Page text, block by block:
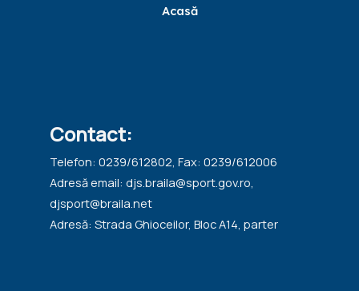
Acasă
Contact:
Telefon: 0239/612802, Fax: 0239/612006
Adresă email: djs.braila@sport.gov.ro,
djsport@braila.net
Adresă: Strada Ghioceilor, Bloc A14, parter